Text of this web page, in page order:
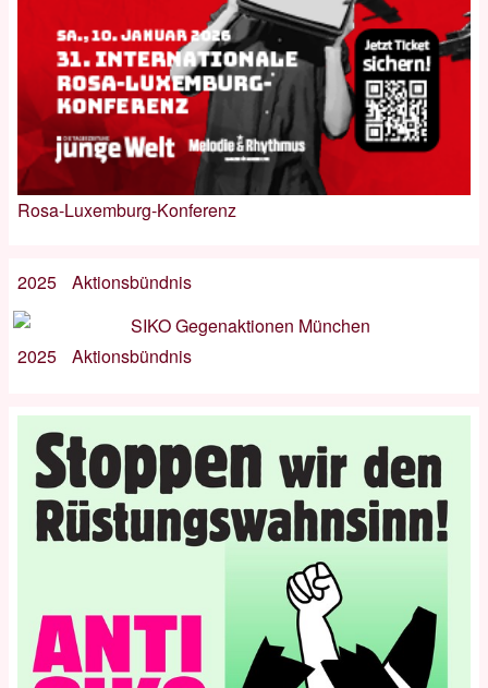
Rosa-Luxemburg-Konferenz
2025 Aktionsbündnis
2025 Aktionsbündnis